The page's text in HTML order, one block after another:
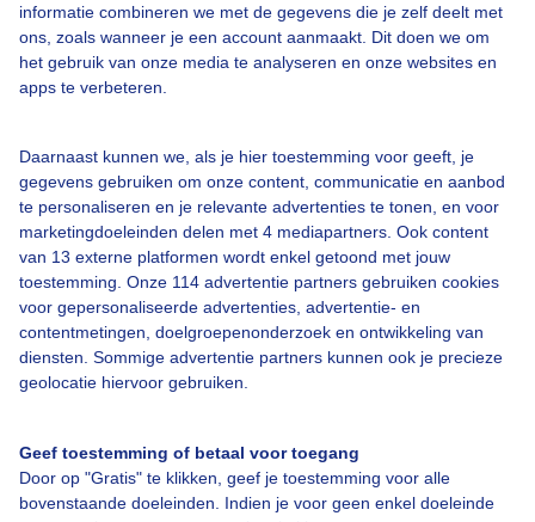
informatie combineren we met de gegevens die je zelf deelt met
ons, zoals wanneer je een account aanmaakt. Dit doen we om
het gebruik van onze media te analyseren en onze websites en
apps te verbeteren.
Daarnaast kunnen we, als je hier toestemming voor geeft, je
gegevens gebruiken om onze content, communicatie en aanbod
te personaliseren en je relevante advertenties te tonen, en voor
marketingdoeleinden delen met 4 mediapartners. Ook content
van 13 externe platformen wordt enkel getoond met jouw
toestemming. Onze 114 advertentie partners gebruiken cookies
voor gepersonaliseerde advertenties, advertentie- en
contentmetingen, doelgroepenonderzoek en ontwikkeling van
diensten. Sommige advertentie partners kunnen ook je precieze
geolocatie hiervoor gebruiken.
Geef toestemming of betaal voor toegang
Door op "Gratis" te klikken, geef je toestemming voor alle
bovenstaande doeleinden. Indien je voor geen enkel doeleinde
Bekijk slideshow
Een moment geduld aub...
Over Buienradar
Bedrijfsgegevens
Veelgestelde vragen